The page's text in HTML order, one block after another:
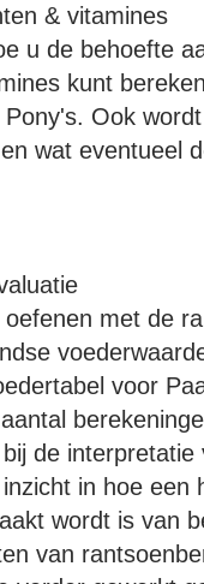
& vitamines
u de behoefte
kunt
Ook
wat eventueel
met de
voor
de
in hoe een
wordt is van
van